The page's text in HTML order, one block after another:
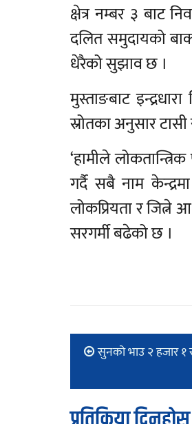
क्षेत्र नम्बर ३ बाट
दलित समुदायको
धेरैको सुझाव छ ।
मुस्ताङबाट
स्रोतका अनुसार
‘हामीले
गर्दै सबै नाम
लोकप्रियता र जित्ने
सरगर्मी बढेको छ ।
सुनको भाउ २ हजार १